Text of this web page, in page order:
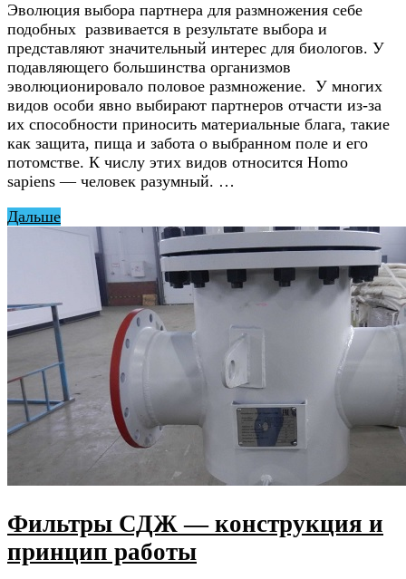
Эволюция выбора партнера для размножения себе
подобных развивается в результате выбора и
представляют значительный интерес для биологов. У
подавляющего большинства организмов
эволюционировало половое размножение. У многих
видов особи явно выбирают партнеров отчасти из-за
их способности приносить материальные блага, такие
как защита, пища и забота о выбранном поле и его
потомстве. К числу этих видов относится Homo
sapiens — человек разумный. …
Дальше
Фильтры СДЖ — конструкция и
принцип работы